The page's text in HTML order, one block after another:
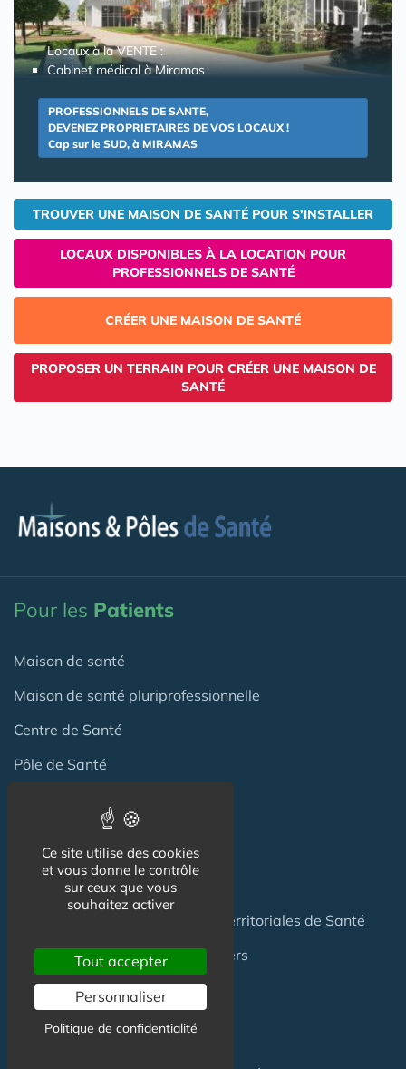
Locaux à la VENTE :
Cabinet médical à Miramas
PROFESSIONNELS DE SANTE,
DEVENEZ PROPRIETAIRES DE VOS LOCAUX !
Cap sur le SUD, à MIRAMAS
TROUVER UNE MAISON DE SANTÉ POUR S'INSTALLER
LOCAUX DISPONIBLES À LA LOCATION POUR
PROFESSIONNELS DE SANTÉ
CRÉER UNE MAISON DE SANTÉ
PROPOSER UN TERRAIN POUR CRÉER UNE MAISON DE
SANTÉ
Pour les Patients
Maison de santé
Maison de santé pluriprofessionnelle
Centre de Santé
Pôle de Santé
Maison sport-santé
Maison de naissance
Centre de Soins et de Prévention
Communauté Professionnelles Territoriales de Santé
Hotel Patient & Hôtels Hospitaliers
Pour lesProfessionnels
Ce site utilise des cookies
et vous donne le contrôle
sur ceux que vous
souhaitez activer
Tout accepter
Personnaliser
Politique de confidentialité